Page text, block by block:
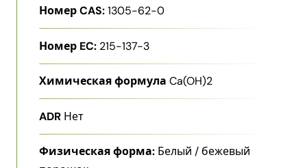
Номер CAS:1305-62-0
Номер EC: 215-137-3
Химическая формула Ca(OH)2
ADR Нет
Физическая форма: Белый / бежевый